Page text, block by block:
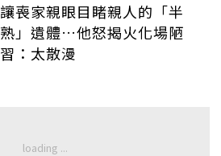
讓喪家親眼目睹親人的「半
熟」遺體…他怒揭火化場陋
習：太散漫